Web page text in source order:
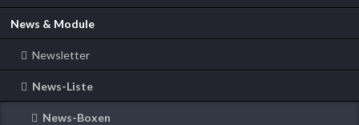
News & Module
Newsletter
News-Liste
News-Boxen